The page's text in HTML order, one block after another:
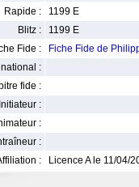
Rapide :
1199 E
Blitz :
1199 E
Fide :
Fiche Fide de
:
fide :
Initiateur :
:
:
:
Licence A le 11/04/